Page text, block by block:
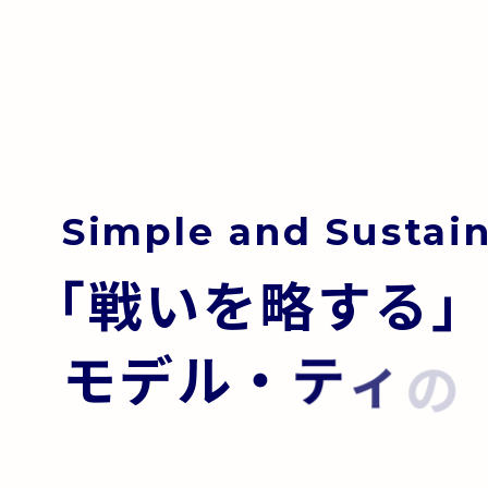
Simple and Sustain
「戦いを略する 」
モデル ・ ティ の